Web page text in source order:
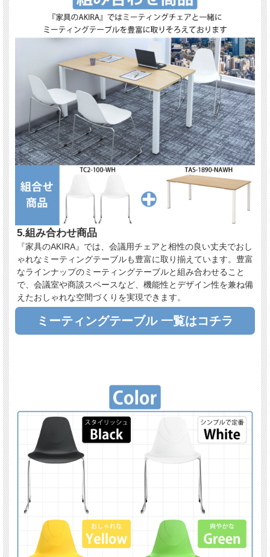
5.組み合わせ商品
『家具のAKIRA』では、会議用チェアと相性の良い丈夫でおし
ゃれなミーティングテーブルも豊富に取り揃えています。豊富
なラインナップのミーティングテーブルと組み合わせること
で、会議室や商談スペースなど、機能性とデザイン性を兼ね備
えたおしゃれな空間づくりを実現できます。
ミーティングテーブル 一覧はコチラ